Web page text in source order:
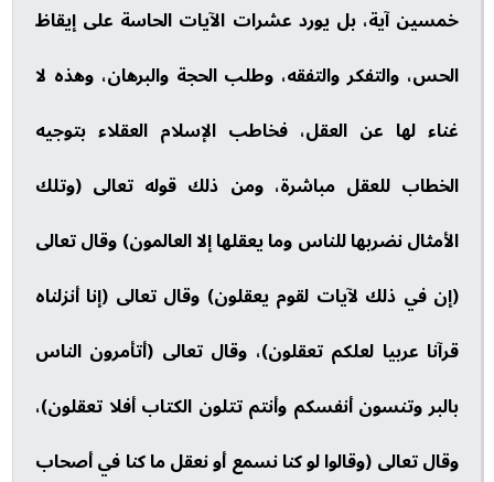
خمسين آية، بل يورد عشرات الآيات الحاسة على إيقاظ
الحس، والتفكر والتفقه، وطلب الحجة والبرهان، وهذه لا
غناء لها عن العقل، فخاطب الإسلام العقلاء بتوجيه
الخطاب للعقل مباشرة، ومن ذلك قوله تعالى (وتلك
الأمثال نضربها للناس وما يعقلها إلا العالمون) وقال تعالى
(إن في ذلك لآيات لقوم يعقلون) وقال تعالى (إنا أنزلناه
قرآنا عربيا لعلكم تعقلون)، وقال تعالى (أتأمرون الناس
بالبر وتنسون أنفسكم وأنتم تتلون الكتاب أفلا تعقلون)،
وقال تعالى (وقالوا لو كنا نسمع أو نعقل ما كنا في أصحاب